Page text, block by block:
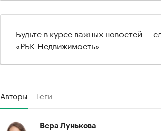
Будьте в курсе важных новостей —
«РБК-Недвижимость»
Авторы Теги
Вера Лунькова